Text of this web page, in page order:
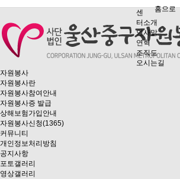
홈으로
센
터소개
인사말
연혁
조직도
오시는길
자원봉사
자원봉사란
자원봉사참여안내
자원봉사증 발급
상해보험가입안내
자원봉사신청(1365)
커뮤니티
개인정보처리방침
공지사항
포토갤러리
영상갤러리